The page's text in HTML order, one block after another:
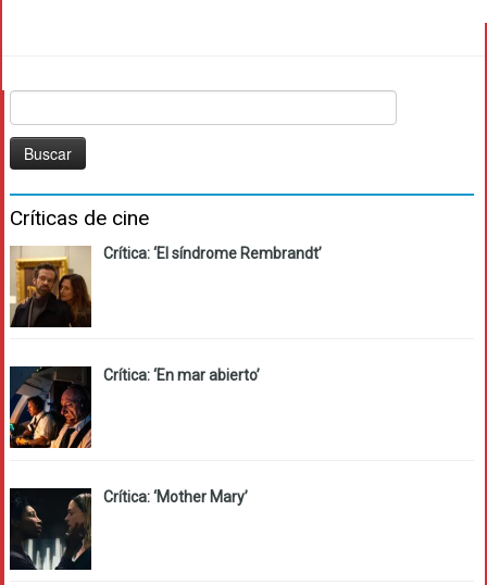
Críticas de cine
Crítica: ‘El síndrome Rembrandt’
Crítica: ‘En mar abierto’
Crítica: ‘Mother Mary’